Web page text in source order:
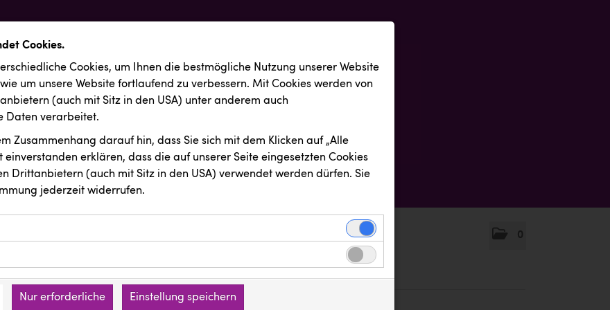
0
Cookies.
Cookies, um Ihnen die best­mögliche Nutzung unserer Website
um unsere Website fortlaufend zu verbessern. Mit Cookies werden von
(auch mit Sitz in den USA) unter anderem auch
Daten verarbeitet.
Zusammenhang darauf hin, dass Sie sich mit dem Klicken auf „Alle
ein­ver­standen erklären, dass die auf unserer Seite eingesetzten Cookies
Drittanbietern (auch mit Sitz in den USA) verwendet werden dürfen. Sie
jederzeit widerrufen.
ermöglichen grundlegende Funktionen und sind für die einwandfreie
erforderlich. Diese Cookies speichern keine personenbezogenen
an keine Dritten übermittelt.
der Website (Erstanbieter)
Besucher unsere Website nutzen.
Nur erforderliche Einstellung speichern